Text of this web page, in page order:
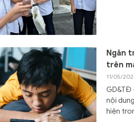
Ngăn
trên
11/05/
GD&TĐ
nội
hiện